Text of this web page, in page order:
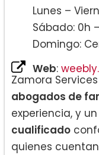
Lunes –
Sábado: 0h
Domingo:
Web:
Zamora
abogados de
experiencia, y un
cualificado
quienes